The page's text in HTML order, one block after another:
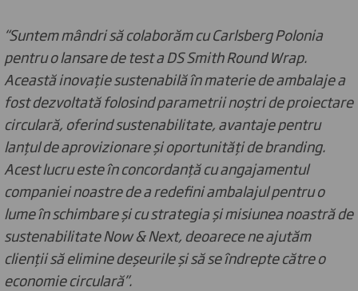
“Suntem mândri să colaborăm cu Carlsberg Polonia
pentru o lansare de test a DS Smith Round Wrap.
Această inovație sustenabilă în materie de ambalaje a
fost dezvoltată folosind parametrii noștri de proiectare
circulară, oferind sustenabilitate, avantaje pentru
lanțul de aprovizionare și oportunități de branding.
Acest lucru este în concordanță cu angajamentul
companiei noastre de a redefini ambalajul pentru o
lume în schimbare și cu strategia și misiunea noastră de
sustenabilitate Now & Next, deoarece ne ajutăm
clienții să elimine deșeurile și să se îndrepte către o
economie circulară”.